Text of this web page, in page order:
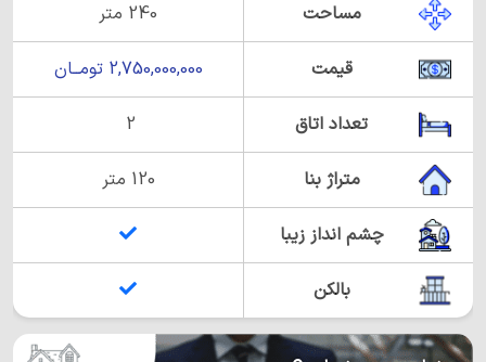
مساحت 240 متر
قیمت 2,750,000,000 تومــان
تعداد اتاق 2
متراژ بنا 120 متر
چشم انداز زیبا
بالکن